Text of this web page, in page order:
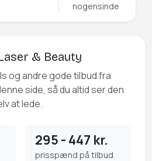
nogensinde
& Beauty
og andre gode tilbud fra
side, så du altid ser den
at lede.
295 - 447 kr.
prisspænd på tilbud